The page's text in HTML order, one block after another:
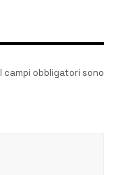
I campi obbligatori sono